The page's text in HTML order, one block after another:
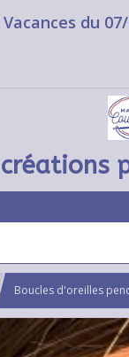
Vacances du
Boucles d'oreilles